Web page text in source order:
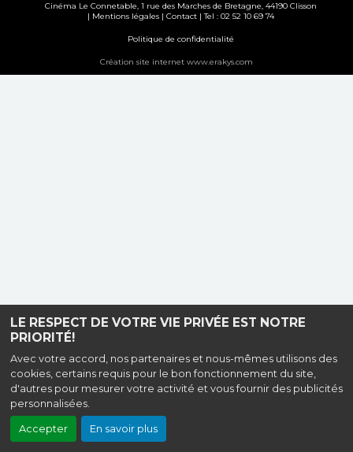
LE RESPECT DE VOTRE VIE PRIVÉE EST NOTRE
PRIORITÉ!
Avec votre accord, nos partenaires et nous-mêmes utilisons des
cookies, certains requis pour le bon fonctionnement du site,
d'autres pour mesurer votre activité et vous fournir des publicités
personnalisées.
Accepter En savoir plus
Cinéma Le Connetable, 1 rue des Marches de Bretagne, 44190 Clisson
| Mentions légales| Contact| Tel : 02 52 10 69 74
Politique de confidentialité
Création site internet www.erakys.com